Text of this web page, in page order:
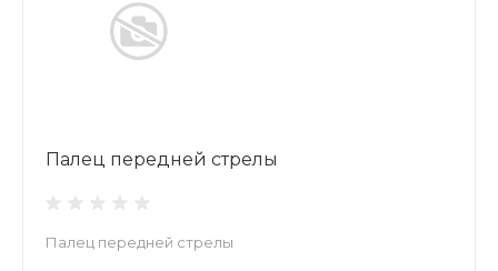
Палец передней стрелы
Палец передней стрелы